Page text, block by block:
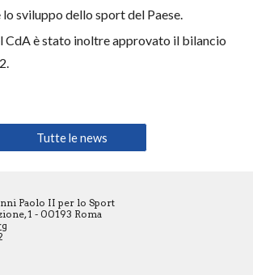
sviluppo dello sport del Paese.
CdA è stato inoltre approvato il bilancio
Tutte le news
Paolo II per lo Sport
1 - 00193 Roma